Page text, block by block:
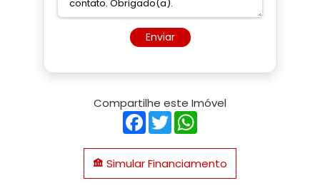
Enviar
Compartilhe este Imóvel
Facebook
Twitter
Simular Financiamento